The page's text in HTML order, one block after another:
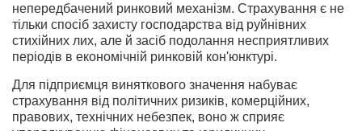
непередбачений ринковий механізм. Страхування є не
тільки спосіб захисту господарства від руйнівних
стихійних лих, але й засіб подолання несприятливих
періодів в економічній ринковій кон'юнктурі.
Для підприємця виняткового значення набуває
страхування від політичних ризиків, комерційних,
правових, технічних небезпек, воно ж сприяє